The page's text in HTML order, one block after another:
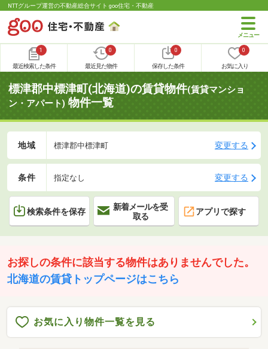
NTTグループ運営の不動産総合サイト goo住宅・不動産
1
最近検索した条件
0
最近見た物件
0
保存した条件
0
お気に入り
標津郡中標津町(北海道)の賃貸物件(賃貸マンショ
ン・アパート) 物件一覧
地域 標津郡中標津町 変更する
条件 指定なし 変更する
検索条件を保存
新着メールを受
取る
アプリで探す
お探しの条件に該当する物件はありませんでした。
北海道の賃貸トップページはこちら
お気に入り物件一覧を見る